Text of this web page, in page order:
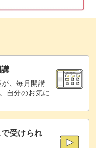
リー性をプラス！
て、さっそくサロンワ
18:15
、毎月開講
自分のお気に
受けられ